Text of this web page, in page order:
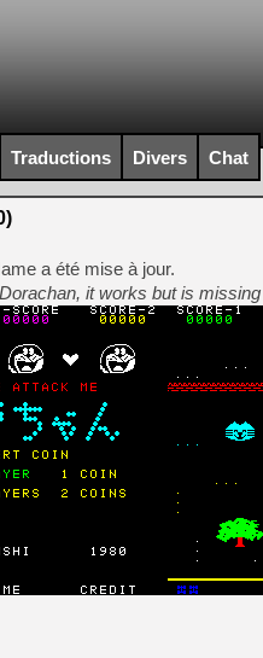
Traductions Divers Chat
a été mise à jour.
it works but is